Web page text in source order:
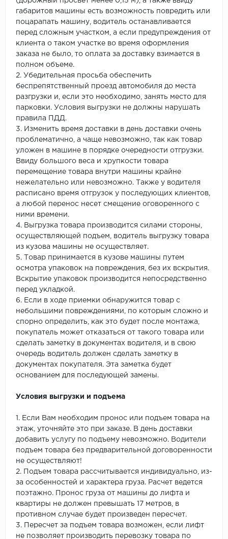
габаритов машины есть возможность повредить или
поцарапать машину, водитель останавливается
перед сложным участком, а если предупреждения от
клиента о таком участке во время оформления
заказа не было, то оплата за доставку взимается в
полном объеме.
2. Убедительная просьба обеспечить
беспрепятственный проезд автомобиля до места
разгрузки и, если это необходимо, занять место для
парковки. Условия выгрузки не должны нарушать
правила ПДД.
3. Изменить время доставки в день доставки очень
проблематично, а чаще невозможно, так как товар
уложен в машине в порядке очередности отгрузки.
Ввиду большого веса и хрупкости товара
перемещение товара внутри машины крайне
нежелательно или невозможно. Также у водителя
расписано время отгрузок у последующих клиентов,
а любой перенос несет смещение оговоренного с
ними времени.
4. Выгрузка товара производится силами стороны,
осуществляющей подъем, водитель выгрузку товара
из кузова машины не осуществляет.
5. Товар принимается в кузове машины путем
осмотра упаковок на повреждения, без их вскрытия.
Вскрытие упаковок производится непосредственно
перед укладкой.
6. Если в ходе приемки обнаружится товар с
небольшими повреждениями, по которым сложно и
спорно определить, как это будет после монтажа,
покупатель может отказаться от такого товара или
сделать заметку в документах водителя, и в свою
очередь водитель должен сделать заметку в
документах покупателя. Эта заметка будет
основанием для последующей замены.
Условия выгрузки и подъема
1. Если Вам необходим пронос или подъем товара на
этаж, уточняйте это при заказе. В день доставки
добавить услугу по подъему невозможно. Водители
подъем товара без предварительной договоренности
не осуществляют!
2. Подъем товара рассчитывается индивидуально, из-
за особенностей и характера груза. Расчет ведется
поэтажно. Пронос груза от машины до лифта и
квартиры не должен превышать 17 метров, в
противном случае будет произведен пересчет.
3. Пересчет за подъем товара возможен, если лифт
не позволяет производить перевозку товара по